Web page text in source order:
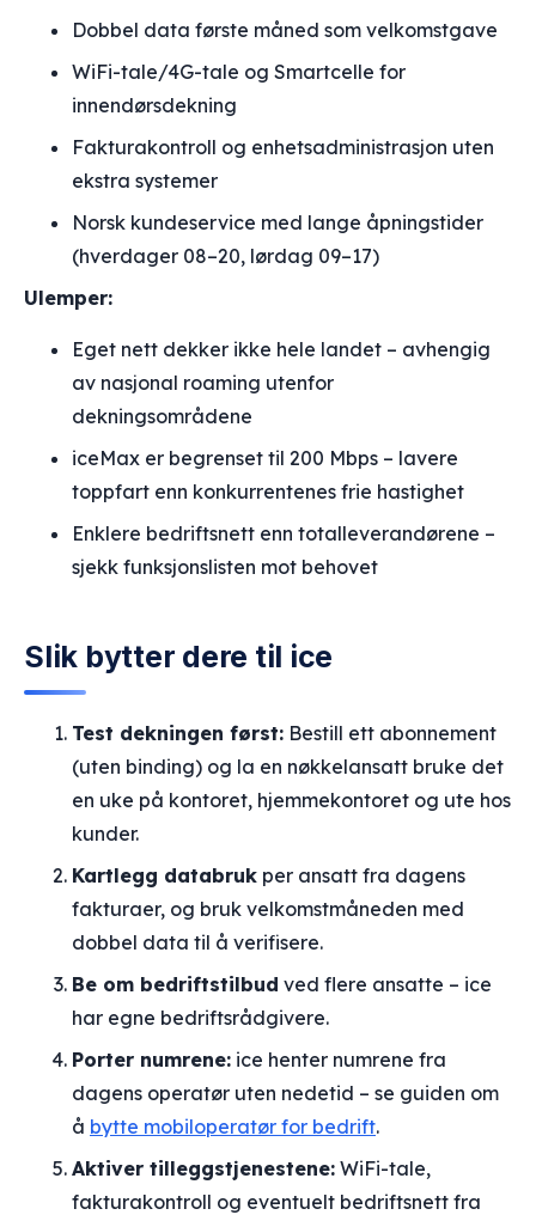
Dobbel data første måned som velkomstgave
WiFi-tale/4G-tale og Smartcelle for
innendørsdekning
Fakturakontroll og enhetsadministrasjon uten
ekstra systemer
Norsk kundeservice med lange åpningstider
(hverdager 08–20, lørdag 09–17)
Ulemper:
Eget nett dekker ikke hele landet – avhengig
av nasjonal roaming utenfor
dekningsområdene
iceMax er begrenset til 200 Mbps – lavere
toppfart enn konkurrentenes frie hastighet
Enklere bedriftsnett enn totalleverandørene –
sjekk funksjonslisten mot behovet
Slik bytter dere til ice
Test dekningen først: Bestill ett abonnement
(uten binding) og la en nøkkelansatt bruke det
en uke på kontoret, hjemmekontoret og ute hos
kunder.
Kartlegg databruk per ansatt fra dagens
fakturaer, og bruk velkomstmåneden med
dobbel data til å verifisere.
Be om bedriftstilbud ved flere ansatte – ice
har egne bedriftsrådgivere.
Porter numrene: ice henter numrene fra
dagens operatør uten nedetid – se guiden om
å bytte mobiloperatør for bedrift.
Aktiver tilleggstjenestene: WiFi-tale,
fakturakontroll og eventuelt bedriftsnett fra